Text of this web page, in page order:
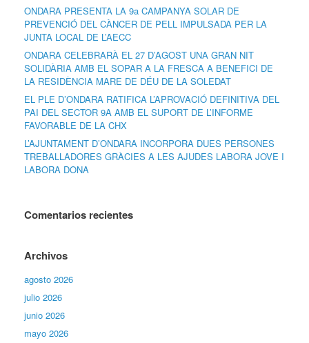
ONDARA PRESENTA LA 9a CAMPANYA SOLAR DE
PREVENCIÓ DEL CÀNCER DE PELL IMPULSADA PER LA
JUNTA LOCAL DE L’AECC
ONDARA CELEBRARÀ EL 27 D’AGOST UNA GRAN NIT
SOLIDÀRIA AMB EL SOPAR A LA FRESCA A BENEFICI DE
LA RESIDÈNCIA MARE DE DÉU DE LA SOLEDAT
EL PLE D’ONDARA RATIFICA L’APROVACIÓ DEFINITIVA DEL
PAI DEL SECTOR 9A AMB EL SUPORT DE L’INFORME
FAVORABLE DE LA CHX
L’AJUNTAMENT D’ONDARA INCORPORA DUES PERSONES
TREBALLADORES GRÀCIES A LES AJUDES LABORA JOVE I
LABORA DONA
Comentarios recientes
Archivos
agosto 2026
julio 2026
junio 2026
mayo 2026